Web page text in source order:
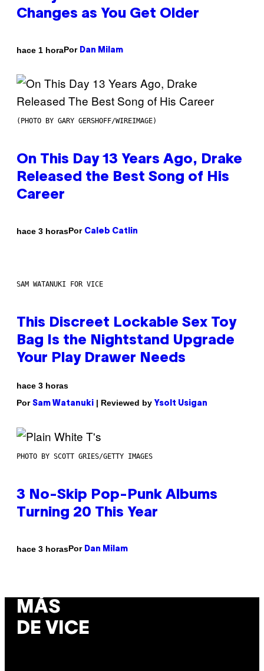
Changes as You Get Older
hace 1 horaPor Dan Milam
(PHOTO BY GARY GERSHOFF/WIREIMAGE)
On This Day 13 Years Ago, Drake
Released the Best Song of His
Career
hace 3 horasPor Caleb Catlin
SAM WATANUKI FOR VICE
This Discreet Lockable Sex Toy
Bag Is the Nightstand Upgrade
Your Play Drawer Needs
hace 3 horas
Por Sam Watanuki | Reviewed by Ysolt Usigan
PHOTO BY SCOTT GRIES/GETTY IMAGES
3 No-Skip Pop-Punk Albums
Turning 20 This Year
hace 3 horasPor Dan Milam
MÁS
DE VICE